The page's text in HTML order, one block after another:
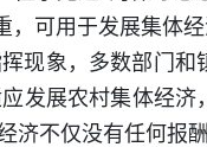
可用于发展集体经
现象，多数部门
发展农村集体经
不仅没有任何报